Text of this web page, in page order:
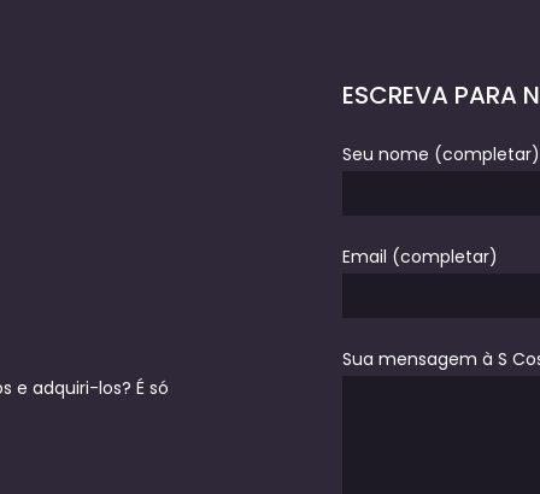
e adquiri-los? É só
ESCREVA PARA
Seu nome (completar)
Email (completar)
Sua mensagem à S